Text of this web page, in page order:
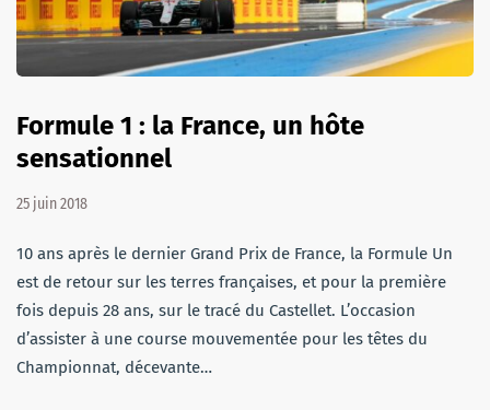
Formule 1 : la France, un hôte
sensationnel
25 juin 2018
10 ans après le dernier Grand Prix de France, la Formule Un
est de retour sur les terres françaises, et pour la première
fois depuis 28 ans, sur le tracé du Castellet. L’occasion
d’assister à une course mouvementée pour les têtes du
Championnat, décevante…